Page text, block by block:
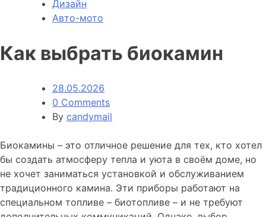
Дизайн
Авто-мото
Как выбрать биокамин
28.05.2026
0 Comments
By candymail
Биокамины – это отличное решение для тех, кто хотел
бы создать атмосферу тепла и уюта в своём доме, но
не хочет заниматься установкой и обслуживанием
традиционного камина. Эти приборы работают на
специальном топливе – биотопливе – и не требуют